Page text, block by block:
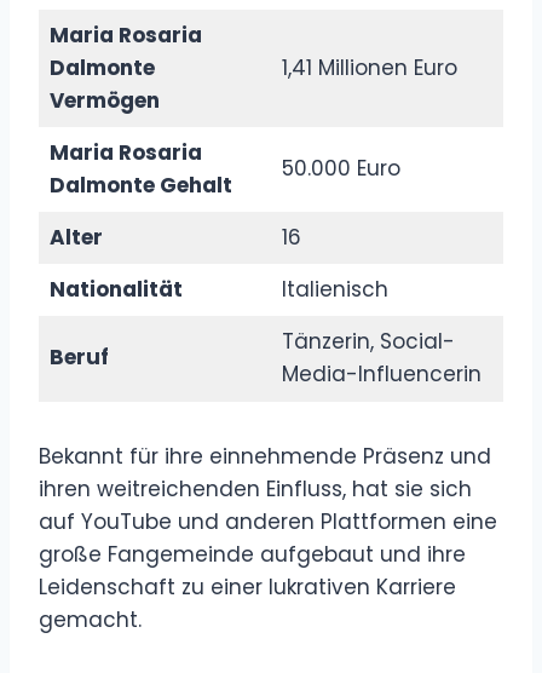
Maria Rosaria
Dalmonte
Vermögen
1,41 Millionen Euro
Maria Rosaria
Dalmonte Gehalt
50.000 Euro
Alter
16
Nationalität
Italienisch
Beruf
Tänzerin, Social-
Media-Influencerin
Bekannt für ihre einnehmende Präsenz und
ihren weitreichenden Einfluss, hat sie sich
auf YouTube und anderen Plattformen eine
große Fangemeinde aufgebaut und ihre
Leidenschaft zu einer lukrativen Karriere
gemacht.